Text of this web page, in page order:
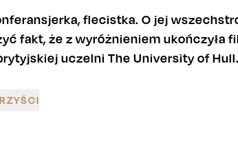
flecistka. O jej
fakt, że z wyróżnieniem ukończyła
uczelni The University of Hull.